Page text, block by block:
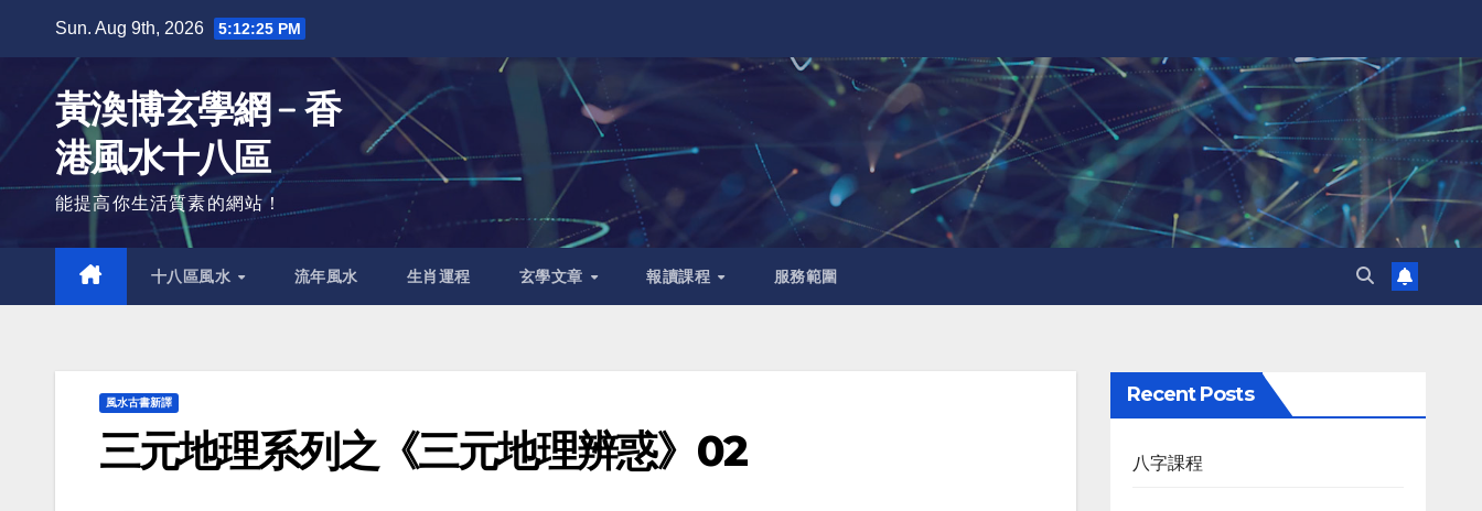
content
Sun. Aug 9th, 2026 5:12:26 PM
黃渙博玄學網﹣香
港風水十八區
能提高你生活質素的網站！
十八區風水 流年風水 生肖運程 玄學文章 報讀課程 服務範圍
風水古書新譯
三元地理系列之《三元地理辨惑》02
Recent Posts
八字課程